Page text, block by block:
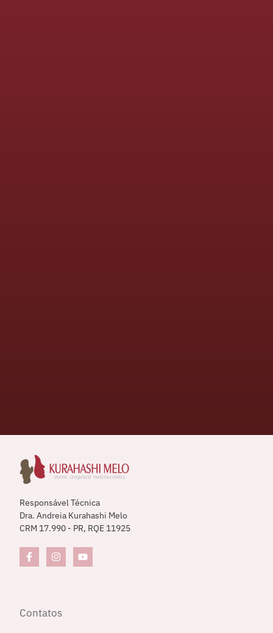
Responsável Técnica
Dra. Andreia Kurahashi Melo
CRM 17.990 - PR, RQE 11925
Contatos